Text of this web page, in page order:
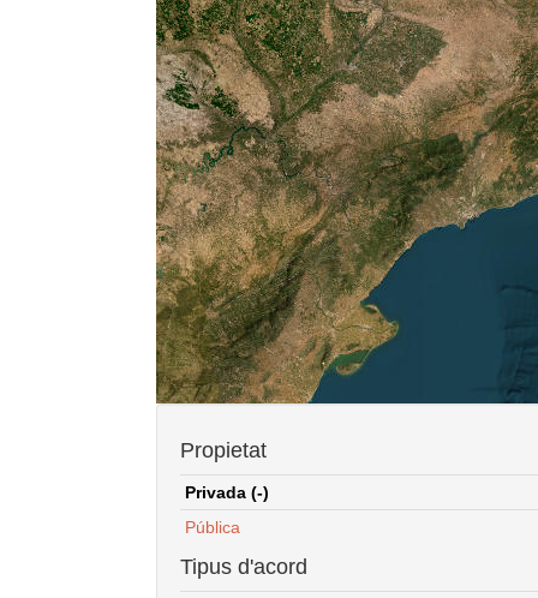
Propietat
Privada (-)
Pública
Tipus d'acord